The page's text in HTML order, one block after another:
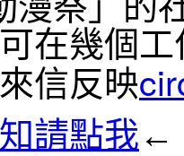
漫祭」的
在幾個
信反映
請點我 ←